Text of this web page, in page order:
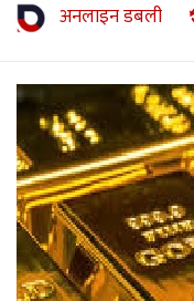
अनलाइन डबली